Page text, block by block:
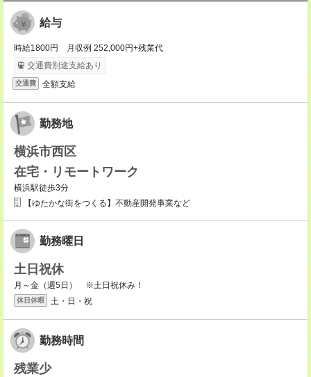
給与
時給1800円 月収例 252,000円+残業代
交通費別途支給あり
交通費 全額支給
勤務地
横浜市西区
在宅・リモートワーク
横浜駅徒歩3分
【ゆたかな街をつくる】不動産開発事業など
勤務曜日
土日祝休
月～金（週5日） ※土日祝休み！
休日休暇 土・日・祝
勤務時間
残業少